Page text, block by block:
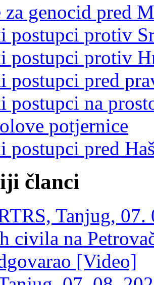
za genocid pred
postupci protiv
postupci protiv
postupci pred
postupci na
potjernice
postupci pred
članci
Tanjug,
civila na
[Video]